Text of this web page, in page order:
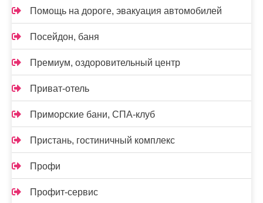
Помощь на дороге, эвакуация автомобилей
Посейдон, баня
Премиум, оздоровительный центр
Приват-отель
Приморские бани, СПА-клуб
Пристань, гостиничный комплекс
Профи
Профит-сервис